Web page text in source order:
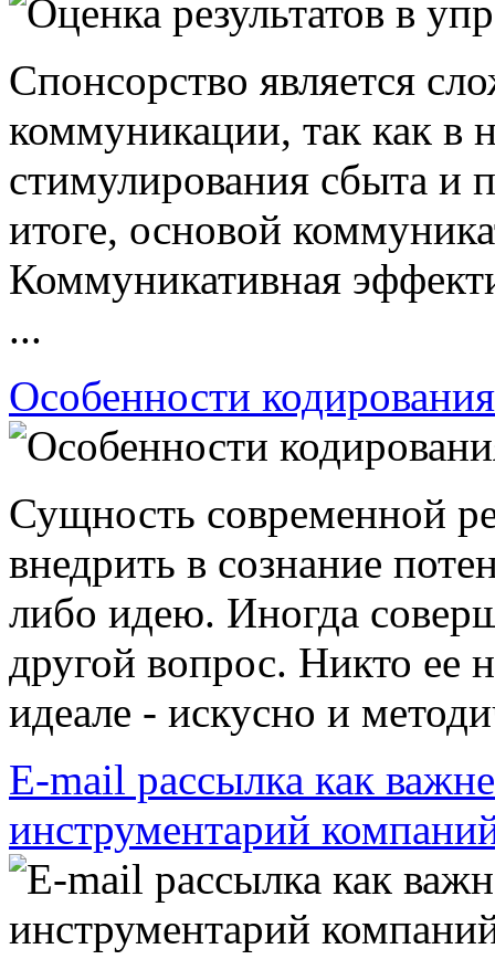
Спонсорство является
коммуникации, так как в
стимулирования сбыта и
итоге, основой
Коммуникативная
...
Особенности
Сущность современной
внедрить в сознание
либо идею. Иногда
другой вопрос. Никто ее
идеале - искусно и
E-mail рассылка как
инструментарий